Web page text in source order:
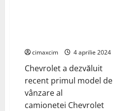
cimaxcim 4 aprilie 2024
Chevrolet a dezvăluit
recent primul model de
vânzare al
camionetei Chevrolet